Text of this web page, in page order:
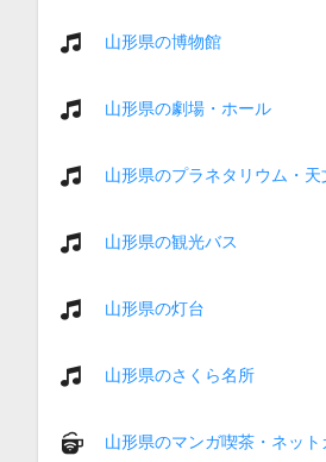
山形県の博物館
山形県の劇場・ホール
山形県のプラネタリウム・天
山形県の観光バス
山形県の灯台
山形県のさくら名所
山形県のマンガ喫茶・ネット